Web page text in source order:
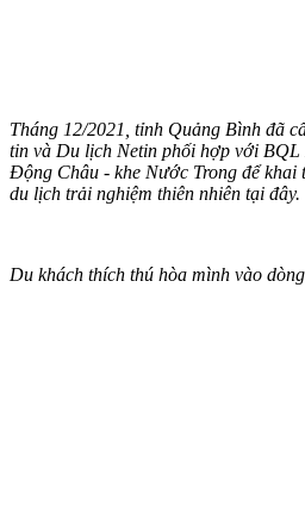
Tháng 12/2021, tỉnh Quảng Bình đã
tin và Du lịch Netin phối hợp với
Động Châu - khe Nước Trong để khai
du lịch trải nghiệm thiên nhiên tại đây.
Du khách thích thú hòa mình vào